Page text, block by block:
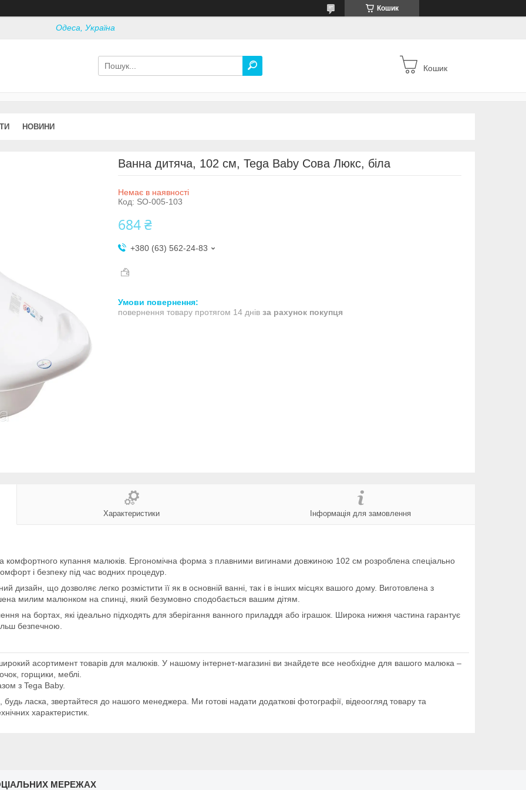
Кошик
Одеса, Україна
Кошик
НОВИНИ
Ванна дитяча, 102 см, Tega Baby Сова Люкс, біла
Немає в наявності
Код: SO-005-103
684 ₴
+380 (63) 562-24-83
повернення товару протягом 14 днів за рахунок покупця
Характеристики Інформація для замовлення
комфортного купання малюків. Ергономічна форма з плавними вигинами довжиною 102 см розроблена спеціально
і безпеку під час водних процедур.
що дозволяє легко розмістити її як в основній ванні, так і в інших місцях вашого дому. Виготовлена з
милим малюнком на спинці, який безумовно сподобається вашим дітям.
на бортах, які ідеально підходять для зберігання ванного приладдя або іграшок. Широка нижня частина гарантує
безпечною.
асортимент товарів для малюків. У нашому інтернет-магазині ви знайдете все необхідне для вашого малюка –
горщики, меблі.
з Tega Baby.
ласка, звертайтеся до нашого менеджера. Ми готові надати додаткові фотографії, відеоогляд товару та
характеристик.
МЕРЕЖАХ